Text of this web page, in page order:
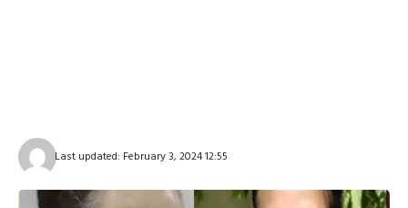
Last updated: February 3, 2024 12:55